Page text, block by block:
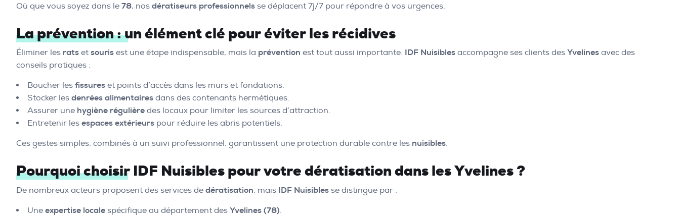
Où que vous soyez dans le 78, nos dératiseurs professionnels se déplacent 7j/7 pour répondre à vos urgences.
La prévention : un élément clé pour éviter les récidives
Éliminer les rats et souris est une étape indispensable, mais la prévention est tout aussi importante. IDF Nuisibles accompagne ses clients des Yvelines avec des
conseils pratiques :
Boucher les fissures et points d’accès dans les murs et fondations.
Stocker les denrées alimentaires dans des contenants hermétiques.
Assurer une hygiène régulière des locaux pour limiter les sources d’attraction.
Entretenir les espaces extérieurs pour réduire les abris potentiels.
Ces gestes simples, combinés à un suivi professionnel, garantissent une protection durable contre les nuisibles.
Pourquoi choisir IDF Nuisibles pour votre dératisation dans les Yvelines ?
De nombreux acteurs proposent des services de dératisation, mais IDF Nuisibles se distingue par :
Une expertise locale spécifique au département des Yvelines (78).